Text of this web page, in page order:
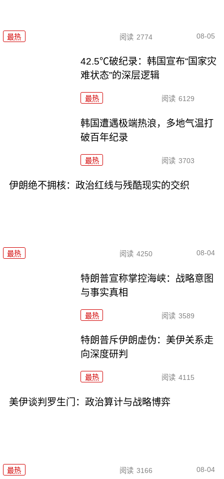
最热 阅读 2774 08-05
42.5℃破纪录：韩国宣布“国家灾
难状态”的深层逻辑
最热 阅读 6129
韩国遭遇极端热浪，多地气温打
破百年纪录
最热 阅读 3703
伊朗绝不拥核：政治红线与残酷现实的交织
最热 阅读 4250 08-04
特朗普宣称掌控海峡：战略意图
与事实真相
最热 阅读 3589
特朗普斥伊朗虚伪：美伊关系走
向深度研判
最热 阅读 4115
美伊谈判罗生门：政治算计与战略博弈
最热 阅读 3166 08-04